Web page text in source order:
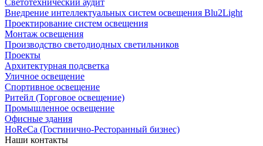
Светотехнический аудит
Внедрение интеллектуальных систем освещения Blu2Light
Проектирование систем освещения
Монтаж освещения
Производство светодиодных светильников
Проекты
Архитектурная подсветка
Уличное освещение
Спортивное освещение
Ритейл (Торговое освещение)
Промышленное освещение
Офисные здания
HoReCa (Гостинично-Ресторанный бизнес)
Наши контакты